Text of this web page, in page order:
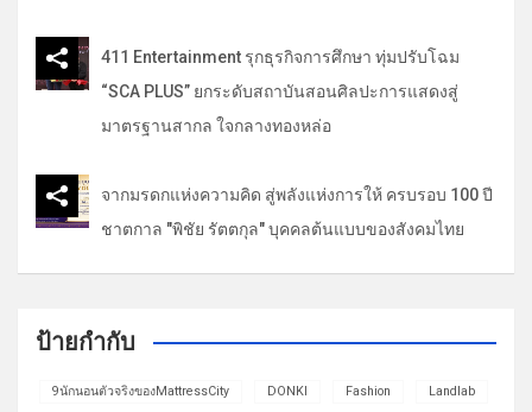
411 Entertainment รุกธุรกิจการศึกษา ทุ่มปรับโฉม
“SCA PLUS” ยกระดับสถาบันสอนศิลปะการแสดงสู่
มาตรฐานสากล ใจกลางทองหล่อ
จากมรดกแห่งความคิด สู่พลังแห่งการให้ ครบรอบ 100 ปี
ชาตกาล "พิชัย รัตตกุล" บุคคลต้นแบบของสังคมไทย
ป้ายกำกับ
9นักนอนตัวจริงของMattressCity DONKI Fashion Landlab